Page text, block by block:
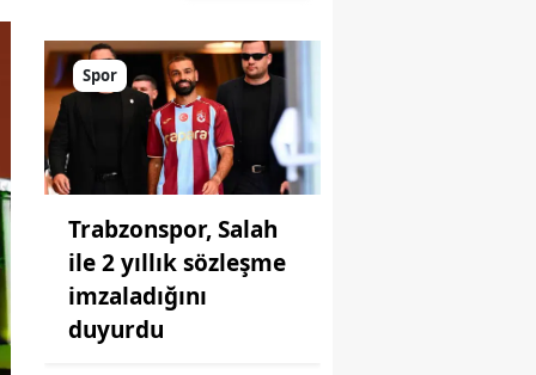
Spor
Trabzonspor, Salah
ile 2 yıllık sözleşme
imzaladığını
duyurdu